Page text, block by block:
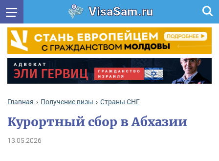
VisaSam.ru
Главная Получение визы Cтраны СНГ
Курортный сбор в Абхазии
13.05.2026